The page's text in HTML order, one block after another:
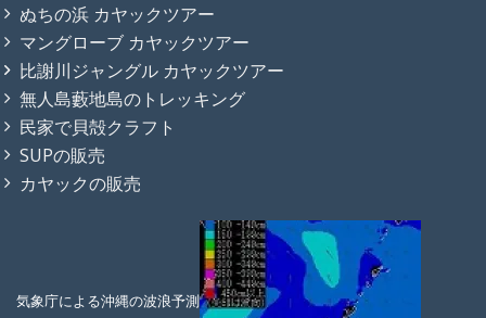
ぬちの浜 カヤックツアー
マングローブ カヤックツアー
比謝川ジャングル カヤックツアー
無人島藪地島のトレッキング
民家で貝殻クラフト
SUPの販売
カヤックの販売
気象庁による沖縄の波浪予測